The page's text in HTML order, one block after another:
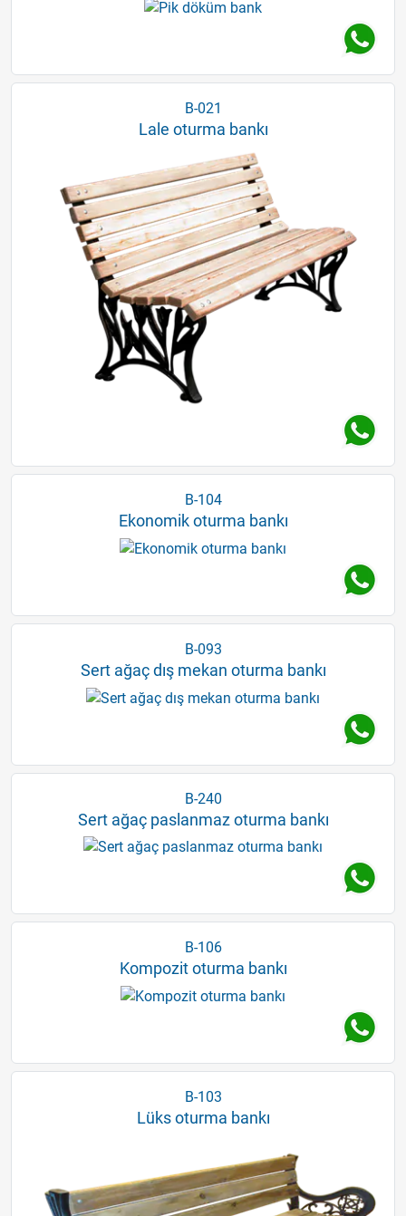
B-021
Lale oturma bankı
B-104
Ekonomik oturma bankı
B-093
Sert ağaç dış mekan oturma bankı
B-240
Sert ağaç paslanmaz oturma bankı
B-106
Kompozit oturma bankı
B-103
Lüks oturma bankı